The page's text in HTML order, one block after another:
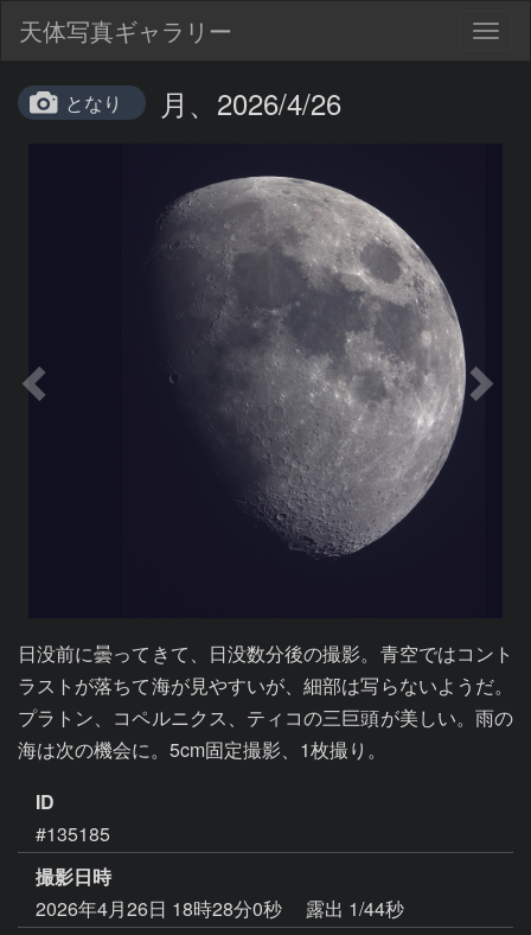
天体写真ギャラリー
となり 月、2026/4/26
日没前に曇ってきて、日没数分後の撮影。青空ではコント
ラストが落ちて海が見やすいが、細部は写らないようだ。
プラトン、コペルニクス、ティコの三巨頭が美しい。雨の
海は次の機会に。5cm固定撮影、1枚撮り。
ID
#135185
撮影日時
2026年4月26日 18時28分0秒
露出 1/44秒